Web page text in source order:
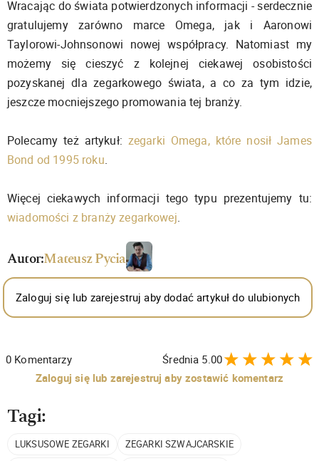
Wracając do świata potwierdzonych informacji - serdecznie
gratulujemy zarówno marce Omega, jak i Aaronowi
Taylorowi-Johnsonowi nowej współpracy. Natomiast my
możemy się cieszyć z kolejnej ciekawej osobistości
pozyskanej dla zegarkowego świata, a co za tym idzie,
jeszcze mocniejszego promowania tej branży.
Polecamy też artykuł: zegarki Omega, które nosił James
Bond od 1995 roku.
Więcej ciekawych informacji tego typu prezentujemy tu:
wiadomości z branży zegarkowej.
Autor:Mateusz Pycia
Zaloguj się lub zarejestruj aby dodać artykuł do ulubionych
0 Komentarzy Średnia 5.00
Zaloguj się lub zarejestruj aby zostawić komentarz
Tagi:
LUKSUSOWE ZEGARKI
ZEGARKI SZWAJCARSKIE